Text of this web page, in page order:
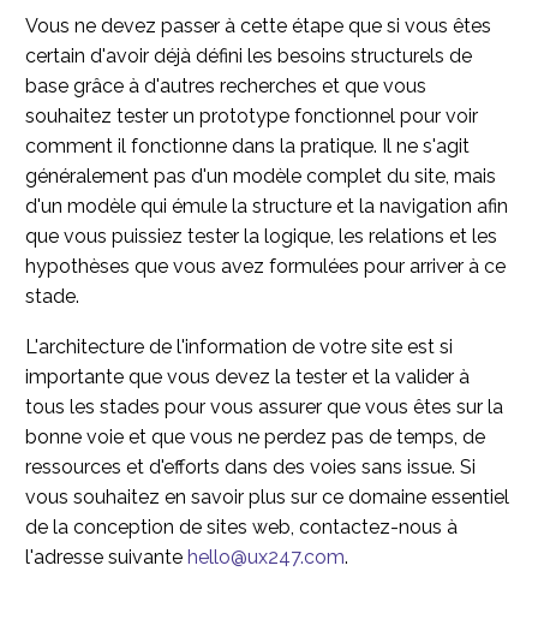
Vous ne devez passer à cette étape que si vous êtes
certain d'avoir déjà défini les besoins structurels de
base grâce à d'autres recherches et que vous
souhaitez tester un prototype fonctionnel pour voir
comment il fonctionne dans la pratique. Il ne s'agit
généralement pas d'un modèle complet du site, mais
d'un modèle qui émule la structure et la navigation afin
que vous puissiez tester la logique, les relations et les
hypothèses que vous avez formulées pour arriver à ce
stade.
L'architecture de l'information de votre site est si
importante que vous devez la tester et la valider à
tous les stades pour vous assurer que vous êtes sur la
bonne voie et que vous ne perdez pas de temps, de
ressources et d'efforts dans des voies sans issue. Si
vous souhaitez en savoir plus sur ce domaine essentiel
de la conception de sites web, contactez-nous à
l'adresse suivante hello@ux247.com.